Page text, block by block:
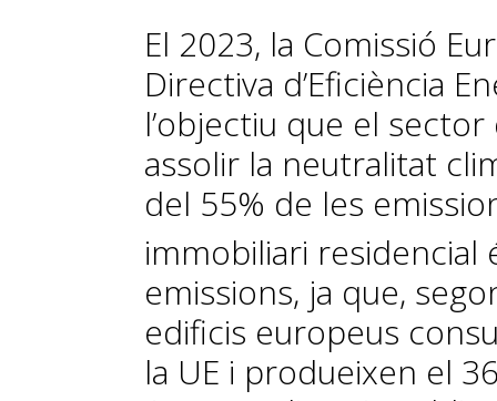
El 2023, la Comissió
Directiva d’Eficiència
l’objectiu que el
assolir la neutralitat
del 55% de les
immobiliari residencial
emissions, ja que,
edificis europeus
la UE i produeixen el